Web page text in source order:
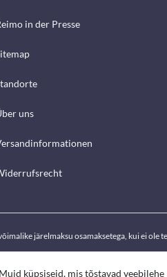
in der Presse
uns
järelmaksu osamaksetega, kui ei ole
küpsiseid, mis tõstavad veebilehe